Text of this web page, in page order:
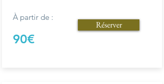
À partir de :
90€
Réserver